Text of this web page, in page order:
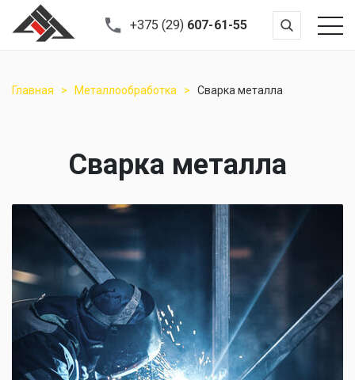
+375 (29) 607-61-55
Главная Металлообработка Сварка металла
Сварка металла